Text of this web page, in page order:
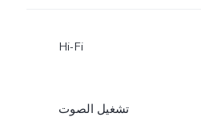
Hi-Fi
تشغيل الصوت